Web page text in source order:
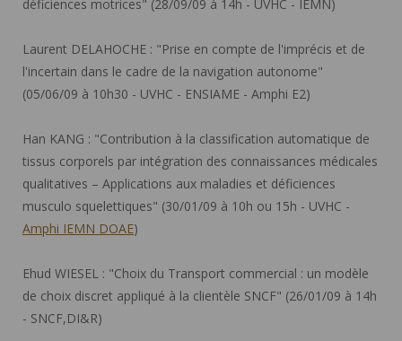
déficiences motrices" (28/09/09 à 14h - UVHC - IEMN)
Laurent DELAHOCHE : "Prise en compte de l'imprécis et de
l'incertain dans le cadre de la navigation autonome"
(05/06/09 à 10h30 - UVHC - ENSIAME - Amphi E2)
Han KANG : "Contribution à la classification automatique de
tissus corporels par intégration des connaissances médicales
qualitatives – Applications aux maladies et déficiences
musculo squelettiques" (30/01/09 à 10h ou 15h - UVHC -
Amphi IEMN DOAE)
Ehud WIESEL : "Choix du Transport commercial : un modèle
de choix discret appliqué à la clientèle SNCF" (26/01/09 à 14h
- SNCF,DI&R)